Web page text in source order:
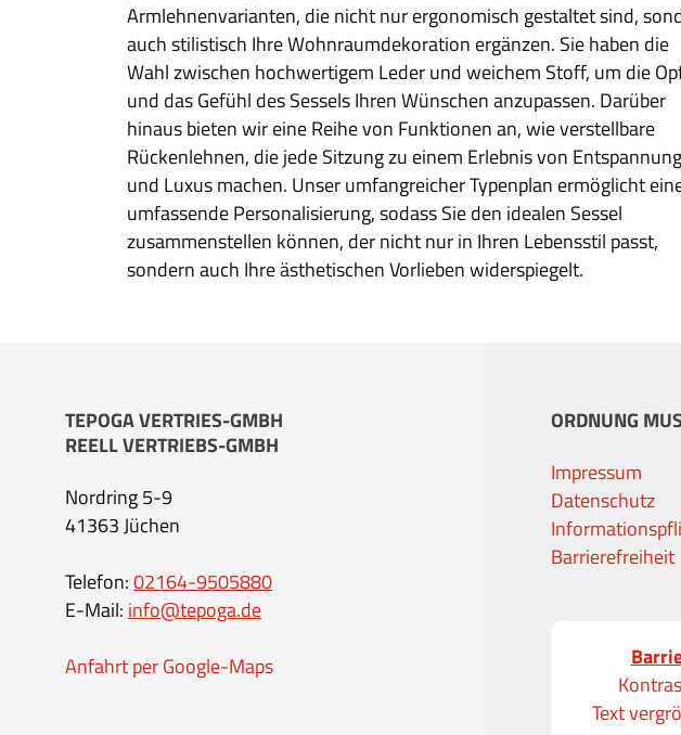
Armlehnenvarianten, die nicht nur ergonomisch gestaltet sind,
auch stilistisch Ihre Wohnraumdekoration ergänzen. Sie haben die
Wahl zwischen hochwertigem Leder und weichem Stoff, um die
und das Gefühl des Sessels Ihren Wünschen anzupassen. Darüber
hinaus bieten wir eine Reihe von Funktionen an, wie verstellbare
Rückenlehnen, die jede Sitzung zu einem Erlebnis von Entspannung
und Luxus machen. Unser umfangreicher Typenplan ermöglicht
umfassende Personalisierung, sodass Sie den idealen Sessel
zusammenstellen können, der nicht nur in Ihren Lebensstil passt,
sondern auch Ihre ästhetischen Vorlieben widerspiegelt.
TEPOGA VERTRIES-GMBH
REELL VERTRIEBS-GMBH
Nordring 5-9
41363 Jüchen
Telefon:02164-9505880
E-Mail: info@tepoga.de
Anfahrt per Google-Maps
ORDNUNG
Impressum
Datenschutz
Barrierefreiheit
Text